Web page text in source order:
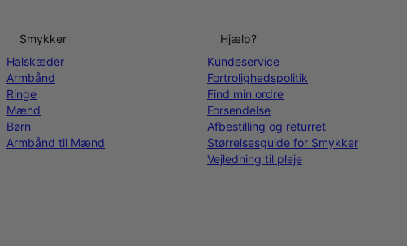
Smykker
Halskæder
Armbånd
Ringe
Mænd
Børn
Armbånd til Mænd
Hjælp?
Kundeservice
Fortrolighedspolitik
Find min ordre
Forsendelse
Afbestilling og returret
Størrelsesguide for Smykker
Vejledning til pleje